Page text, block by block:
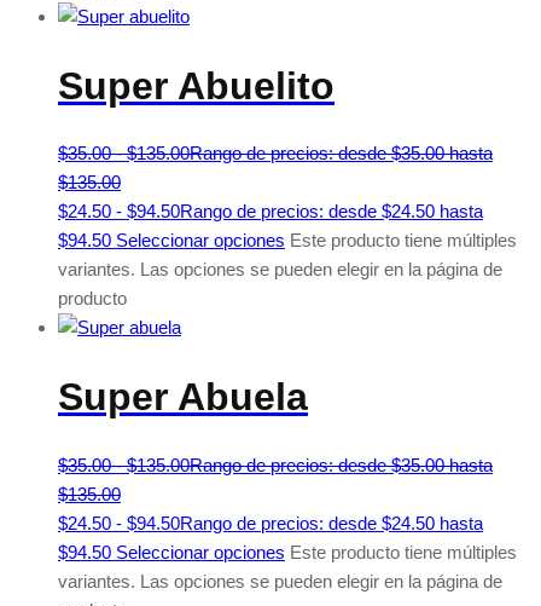
Super Abuelito
$35.00 - $135.00Rango de precios: desde $35.00 hasta
$135.00
$24.50 - $94.50Rango de precios: desde $24.50 hasta
$94.50 Seleccionar opciones Este producto tiene múltiples
variantes. Las opciones se pueden elegir en la página de
producto
Super Abuela
$35.00 - $135.00Rango de precios: desde $35.00 hasta
$135.00
$24.50 - $94.50Rango de precios: desde $24.50 hasta
$94.50 Seleccionar opciones Este producto tiene múltiples
variantes. Las opciones se pueden elegir en la página de